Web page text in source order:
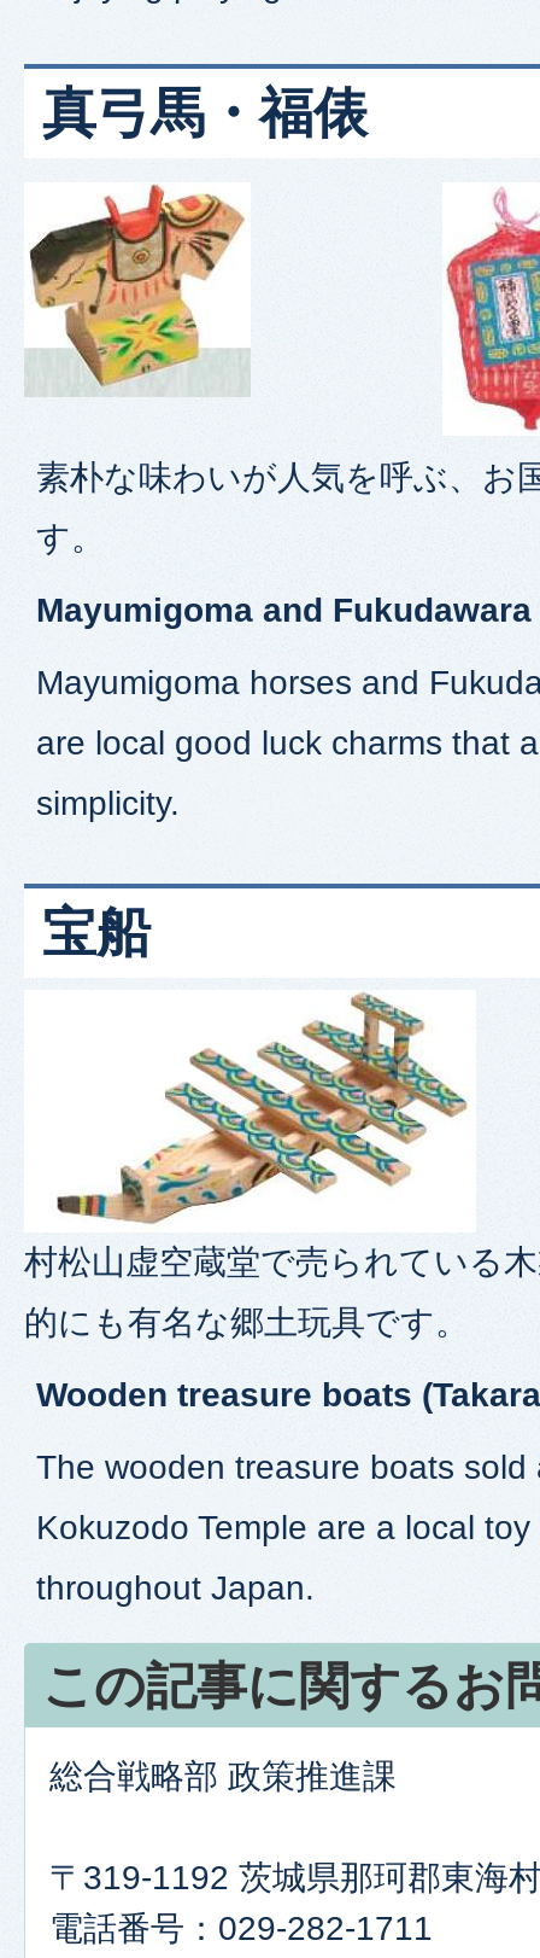
真弓馬・福俵
素朴な味わいが人気を呼ぶ、お
す。
Mayumigoma and Fukudawara
Mayumigoma horses and
are local good luck charms that
simplicity.
宝船
村松山虚空蔵堂で売られている
的にも有名な郷土玩具です。
Wooden treasure boats
The wooden treasure boats sold
Kokuzodo Temple are a local
throughout Japan.
この記事に関するお
総合戦略部 政策推進課
〒319-1192 茨城県那珂郡東海
電話番号：029-282-1711